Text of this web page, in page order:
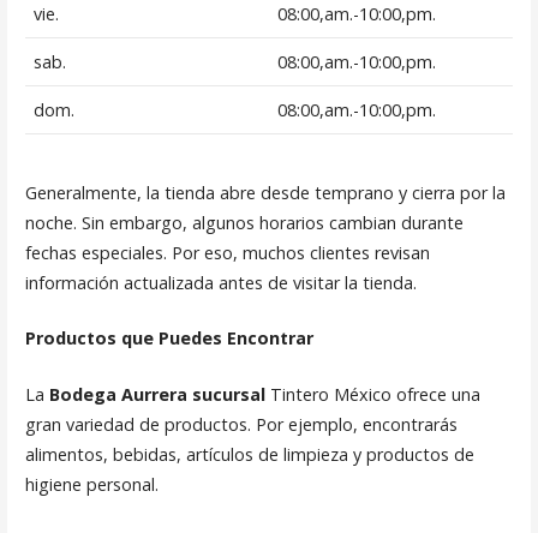
vie. 08:00,am.-10:00,pm.
sab. 08:00,am.-10:00,pm.
dom. 08:00,am.-10:00,pm.
Generalmente, la tienda abre desde temprano y cierra por la
noche. Sin embargo, algunos horarios cambian durante
fechas especiales. Por eso, muchos clientes revisan
información actualizada antes de visitar la tienda.
Productos que Puedes Encontrar
La Bodega Aurrera sucursalTintero México ofrece una
gran variedad de productos. Por ejemplo, encontrarás
alimentos, bebidas, artículos de limpieza y productos de
higiene personal.